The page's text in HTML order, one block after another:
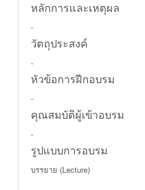
หลักการและเหตุผล
-
วัตถุประสงค์
-
หัวข้อการฝีกอบรม
-
คุณสมบัติผู้เข้าอบรม
-
รูปแบบการอบรม
บรรยาย (Lecture)